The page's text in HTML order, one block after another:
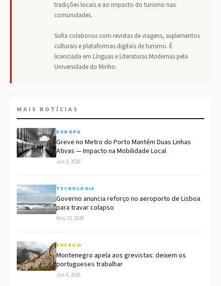
tradições locais e ao impacto do turismo nas
comunidades.
Sofia colaborou com revistas de viagens, suplementos
culturais e plataformas digitais de turismo. É
licenciada em Línguas e Literaturas Modernas pela
Universidade do Minho.
MAIS NOTÍCIAS
EUROPA
Greve no Metro do Porto Mantém Duas Linhas
Ativas — Impacto na Mobilidade Local
Jun 3, 2026
TECNOLOGIA
Governo anuncia reforço no aeroporto de Lisboa
para travar colapso
May 23, 2026
ENERGIA
Montenegro apela aos grevistas: deixem os
portugueses trabalhar
Jun 4, 2026